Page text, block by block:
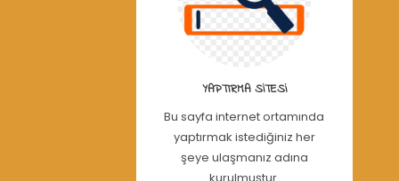
YAPTIRMA SITESI
Bu sayfa internet ortamında
yaptırmak istediğiniz her
şeye ulaşmanız adına